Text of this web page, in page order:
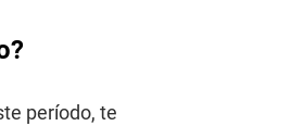
período, te